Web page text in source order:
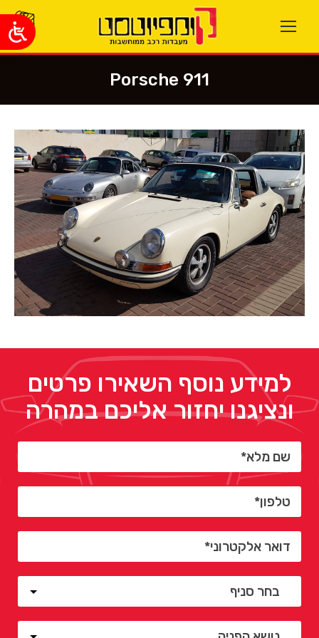
Porsche 911
You are here:
למידע נוסף השאירו פרטים
ונציגנו יחזור אליכם במהרה